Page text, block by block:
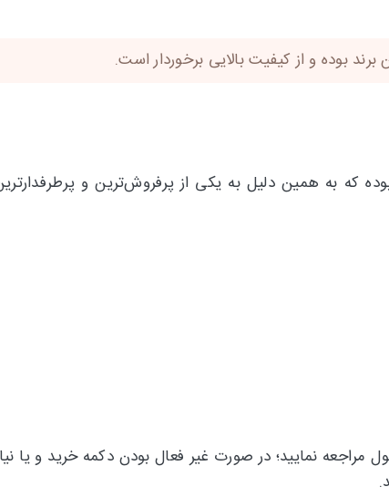
بوده و از کیفیت بالایی برخوردار است.
که به همین دلیل به یکی از پرفروش‌ترین و
نمایید؛ در صورت غیر فعال بودن دکمه خرید و یا